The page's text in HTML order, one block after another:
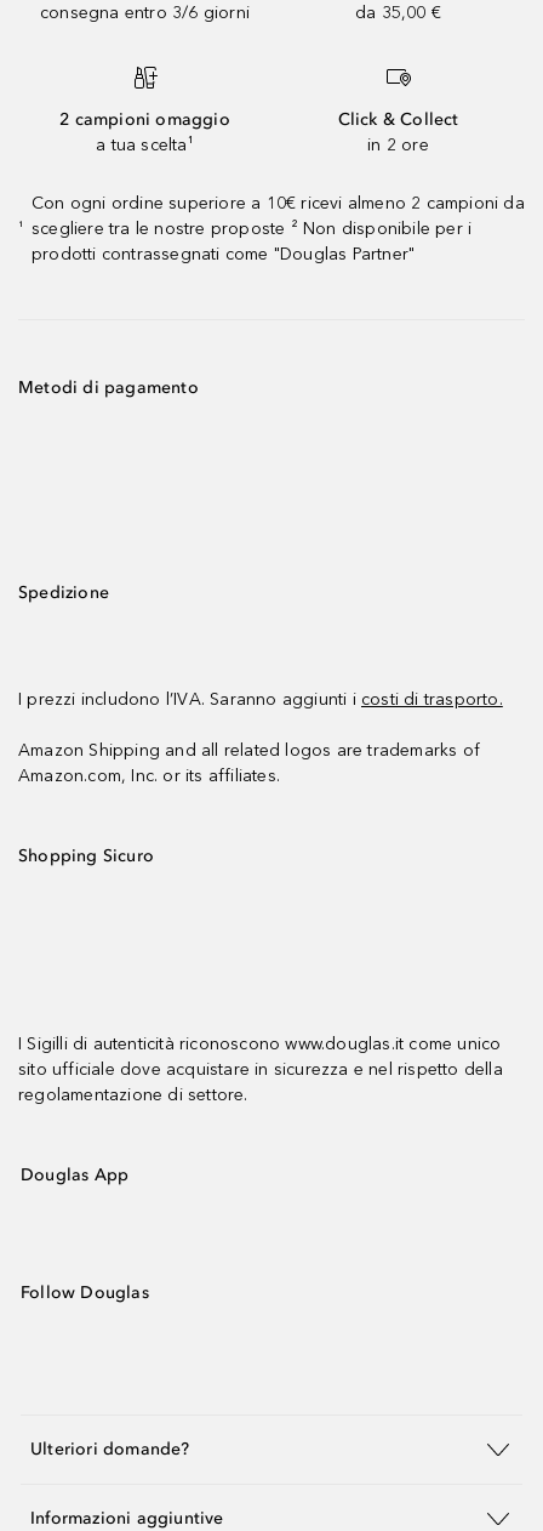
consegna entro 3/6 giorni
da 35,00 €
2 campioni omaggio
a tua scelta¹
Click & Collect
in 2 ore
¹
Con ogni ordine superiore a 10€ ricevi almeno 2 campioni da
scegliere tra le nostre proposte ² Non disponibile per i
prodotti contrassegnati come "Douglas Partner"
Metodi di pagamento
Spedizione
I prezzi includono l’IVA. Saranno aggiunti i costi di trasporto.
Amazon Shipping and all related logos are trademarks of
Amazon.com, Inc. or its affiliates.
Shopping Sicuro
I Sigilli di autenticità riconoscono www.douglas.it come unico
sito ufficiale dove acquistare in sicurezza e nel rispetto della
regolamentazione di settore.
Douglas App
Follow Douglas
Ulteriori domande?
Informazioni aggiuntive